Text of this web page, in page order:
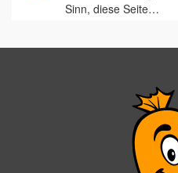
Sinn, diese Seite…